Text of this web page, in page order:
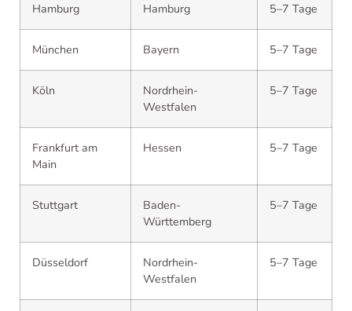
Hamburg Hamburg 5–7 Tage
München Bayern 5–7 Tage
Köln
Nordrhein-
Westfalen
5–7 Tage
Frankfurt am
Main
Hessen 5–7 Tage
Stuttgart
Baden-
Württemberg
5–7 Tage
Düsseldorf
Nordrhein-
Westfalen
5–7 Tage